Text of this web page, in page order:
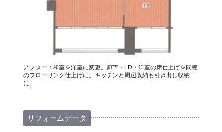
アフター：和室を洋室に変更。廊下・LD・洋室の床仕上げを同種
のフローリング仕上げに。キッチンと周辺収納も引き出し収納
に。
リフォームデータ